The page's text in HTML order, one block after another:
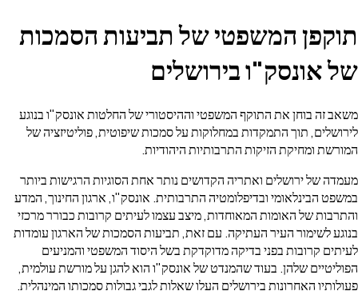
תוקפן המשפטי של תביעות הסמכות
של אונסק"ו בירושלים
משאב זה בוחן את התוקף המשפטי וההיסטורי של החלטות אונסק"ו בנוגע
לירושלים, תוך התמקדות במחלוקות על סמכות שיפוטית, פוליטיזציה של
המורשת ומחיקת הזיקות התרבותיות היהודיות.
מעמדה של ירושלים ואתריה הקדושים נותר אחת הסוגיות הרגישות ביותר
במשפט הבינלאומי ובדיפלומטיה התרבותית. אונסק"ו, ארגון החינוך, המדע
והתרבות של האומות המאוחדות, מיצב עצמו לעיתים קרובות כבורר מרכזי
בנוגע לשימור העיר העתיקה. עם זאת, תביעות הסמכות של הארגון עומדות
לעיתים קרובות בפני בדיקה מדוקדקת בשל היסוד המשפטי והמניעים
הפוליטיים שלהן. בעוד שהמנדט של אונסק"ו הוא להגן על מורשת עולמית,
פעולותיו האחרונות בירושלים העלו שאלות לגבי גבולות סמכותו המינהלית.